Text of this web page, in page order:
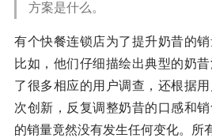
方案是什么。
有个快餐连锁店为了提升奶昔的销
比如，他们仔细描绘出典型的奶
了很多相应的用户调查，还根据
次创新，反复调整奶昔的口感和
的销量竟然没有发生任何变化。所